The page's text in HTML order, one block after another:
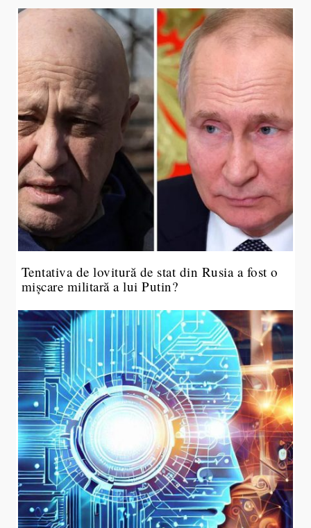
Tentativa de lovitură de stat din Rusia a fost o
mișcare militară a lui Putin?